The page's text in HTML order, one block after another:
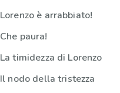
Lorenzo è arrabbiato!
Che paura!
La timidezza di Lorenzo
Il nodo della tristezza